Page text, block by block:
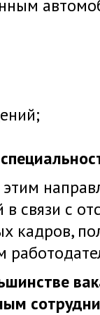
связи с
кадров,